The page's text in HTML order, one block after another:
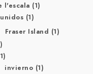
l'escala (1)
(1)
Fraser Island (1)
invierno (1)